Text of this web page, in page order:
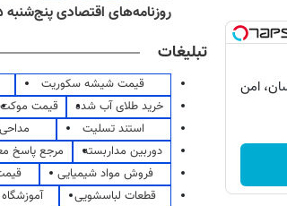
امن
روزنامه‌های اقتصادی پنج‌شنبه ۱۵ مرداد ۱۴۰۵
تبلیغات
قیمت شیشه سکوریت
خرید طلای آب شده
قیمت موکت
استند تسلیت
دوربین مداربسته
مرجع پاسخ
فروش مواد شیمیایی
قطعات لباسشویی